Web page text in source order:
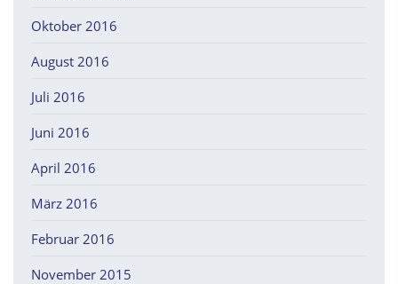
Oktober 2016
August 2016
Juli 2016
Juni 2016
April 2016
März 2016
Februar 2016
November 2015